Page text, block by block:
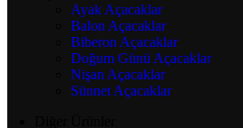
Ayak Açacaklar
Balon Açacaklar
Biberon Açacaklar
Doğum Günü Açacaklar
Nişan Açacaklar
Sünnet Açacaklar